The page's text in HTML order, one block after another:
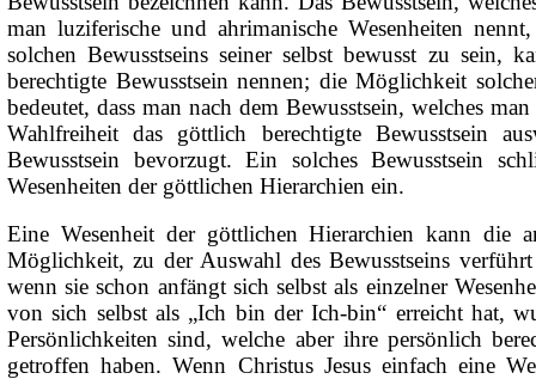
man luziferische und ahrimanische Wesenheiten
solchen Bewusstseins seiner selbst bewusst zu sein,
berechtigte Bewusstsein nennen; die Möglichkeit
bedeutet, dass man nach dem Bewusstsein, welches
Wahlfreiheit das göttlich berechtigte Bewusstsein
Bewusstsein bevorzugt. Ein solches Bewusstsein
Wesenheiten der göttlichen Hierarchien ein.
Eine Wesenheit der göttlichen Hierarchien kann die
Möglichkeit, zu der Auswahl des Bewusstseins
wenn sie schon anfängt sich selbst als einzelner
von sich selbst als „Ich bin der Ich-bin“ erreicht hat,
Persönlichkeiten sind, welche aber ihre persönlich
getroffen haben. Wenn Christus Jesus einfach eine